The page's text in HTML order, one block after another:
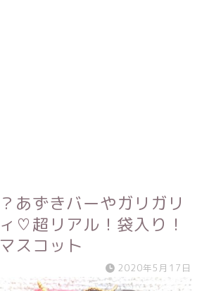
あずきバーやガリガリ
♡超リアル！袋入り！
スコット
2020年5月17日